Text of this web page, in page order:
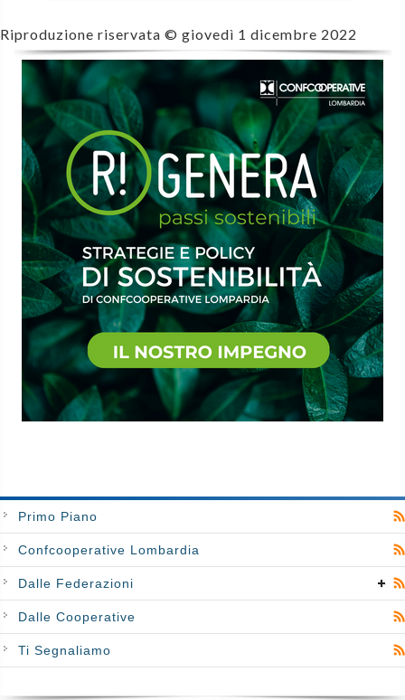
Riproduzione riservata © giovedì 1 dicembre 2022
Primo Piano
Confcooperative Lombardia
Dalle Federazioni
Dalle Cooperative
Ti Segnaliamo